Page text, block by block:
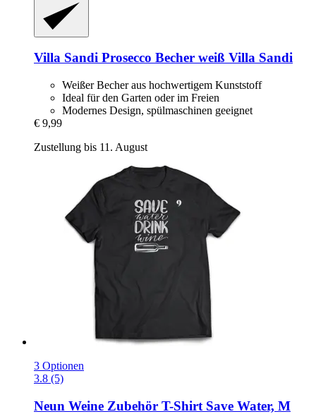
Villa Sandi Prosecco Becher weiß Villa Sandi
Weißer Becher aus hochwertigem Kunststoff
Ideal für den Garten oder im Freien
Modernes Design, spülmaschinen geeignet
€ 9,99
Zustellung bis 11. August
3 Optionen
3.8 (5)
Neun Weine Zubehör T-​Shirt Save Water, M